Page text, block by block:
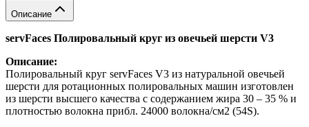
Описание
servFaces Полировальный круг из овечьей шерсти V3
Описание:
Полировальный круг servFaces V3 из натуральной овечьей
шерсти для ротационных полировальных машин изготовлен
из шерсти высшего качества с содержанием жира 30 – 35 % и
плотностью волокна прибл. 24000 волокна/см2 (54S).